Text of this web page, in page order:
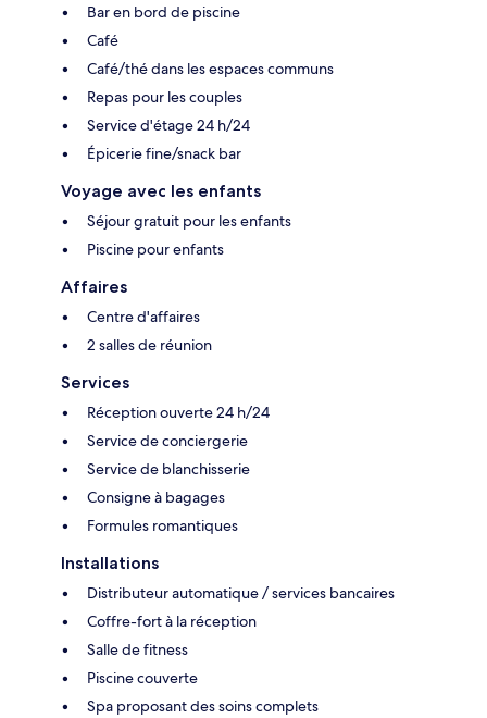
Bar en bord de piscine
Café
Café/thé dans les espaces communs
Repas pour les couples
Service d'étage 24 h/24
Épicerie fine/snack bar
Voyage avec les enfants
Séjour gratuit pour les enfants
Piscine pour enfants
Affaires
Centre d'affaires
2 salles de réunion
Services
Réception ouverte 24 h/24
Service de conciergerie
Service de blanchisserie
Consigne à bagages
Formules romantiques
Installations
Distributeur automatique / services bancaires
Coffre-fort à la réception
Salle de fitness
Piscine couverte
Spa proposant des soins complets